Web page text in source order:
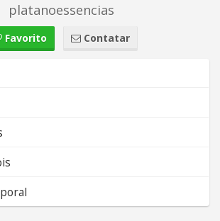
platanoessencias
Favorito Contatar